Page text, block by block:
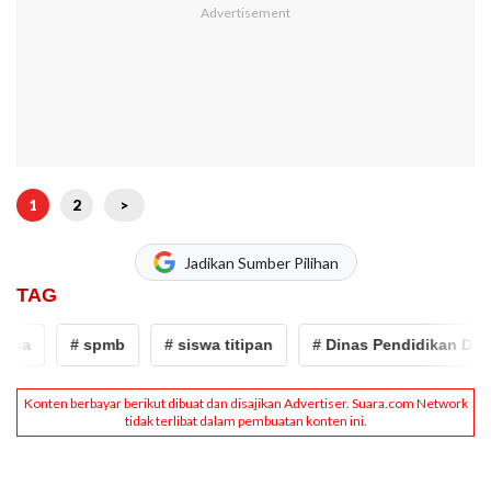
1 2 >
Jadikan Sumber Pilihan
TAG
# spmb # siswa titipan # Dinas Pendidikan DKI